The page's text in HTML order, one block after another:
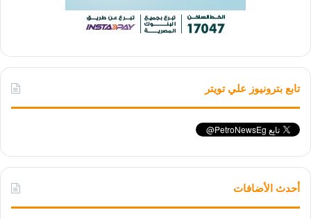
تابع بترونيوز علي تويتر
أحدث الأضافات